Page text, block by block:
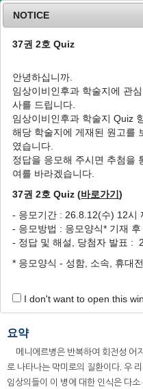
J Clin Otolaryngol Head Neck Surg
16(1 ): 33-40
pISSN: 1225-0244, eISSN: 2713-
DOI:https://doi.org/10.35420/
특집
메니에르병의 감별진단
고의경 1,*,이일우 1
Differential
Eui-Kyung Goh ,*,Il-Woo Lee 1
Author Information &
Published Online: May 31, 2020
요약
메니에르병은 반복하여 회전성 어
로 나타나는 막미로의 질환이다. 우
임상의들이 이 병에 대한 인식은 다
NOTICE
37권 2호 Quiz
안녕하십니까.
임상이비인후과 학술지에 관
사를 드립니다.
임상이비인후과 학술지 Quiz
해당 학술지에 게재된 원고를
였습니다.
정답을 응모해 주시면 추첨을
여를 바라겠습니다.
37권 2호 Quiz (바로가기)
- 응모기간 : 26.8.12(수) 12시
- 응모방법 : 응모양식* 기재
- 정답 및 해설, 당첨자 발표 :
* 응모양식 - 성함, 소속, 휴대
I don't want to open this